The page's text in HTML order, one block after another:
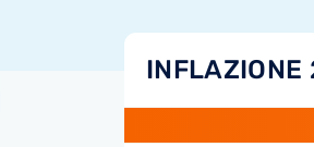
INFLAZIONE